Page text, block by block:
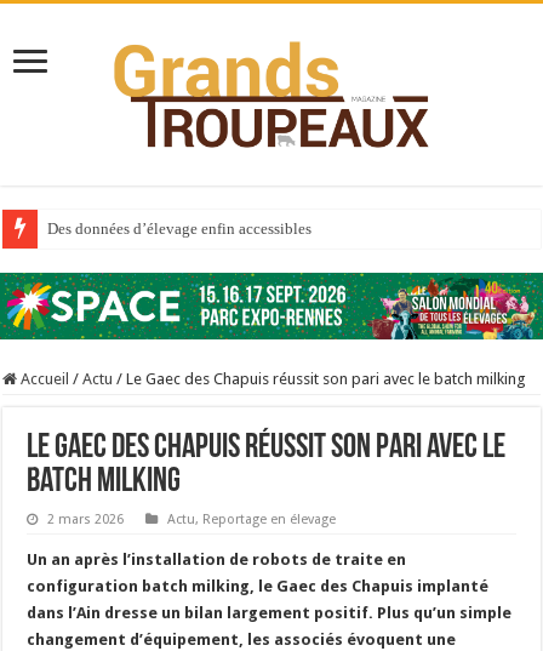
Des données d’élevage enfin accessibles
Au sommaire du premier numéro de 2025
Au sommaire de GTM 110
Aidez-nous à améliorer la santé de vos veaux !
Prix du lait européen : la France résiste mieux
Un été fructueux pour Lactalis
Accueil / Actu / Le Gaec des Chapuis réussit son pari avec le batch milking
Le Gaec des Chapuis réussit son pari avec le
batch milking
2 mars 2026 Actu, Reportage en élevage
Un an après l’installation de robots de traite en
configuration batch milking, le Gaec des Chapuis implanté
dans l’Ain dresse un bilan largement positif. Plus qu’un simple
changement d’équipement, les associés évoquent une